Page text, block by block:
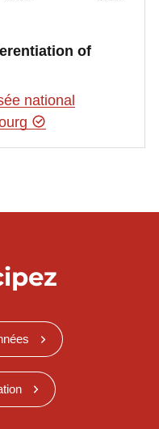
of
national